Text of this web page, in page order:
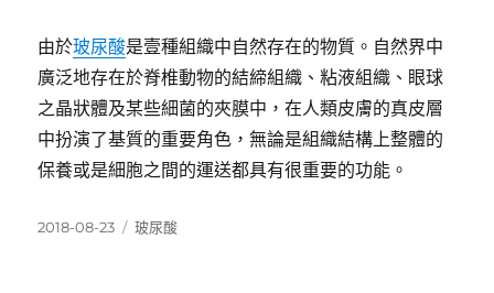
由於玻尿酸是壹種組織中自然存在的物質。自然界中
廣泛地存在於脊椎動物的結締組織、粘液組織、眼球
之晶狀體及某些細菌的夾膜中，在人類皮膚的真皮層
中扮演了基質的重要角色，無論是組織結構上整體的
保養或是細胞之間的運送都具有很重要的功能。
發
2018-08-23
分
玻尿酸